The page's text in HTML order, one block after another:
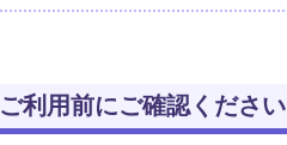
ご利用前にご確認ください